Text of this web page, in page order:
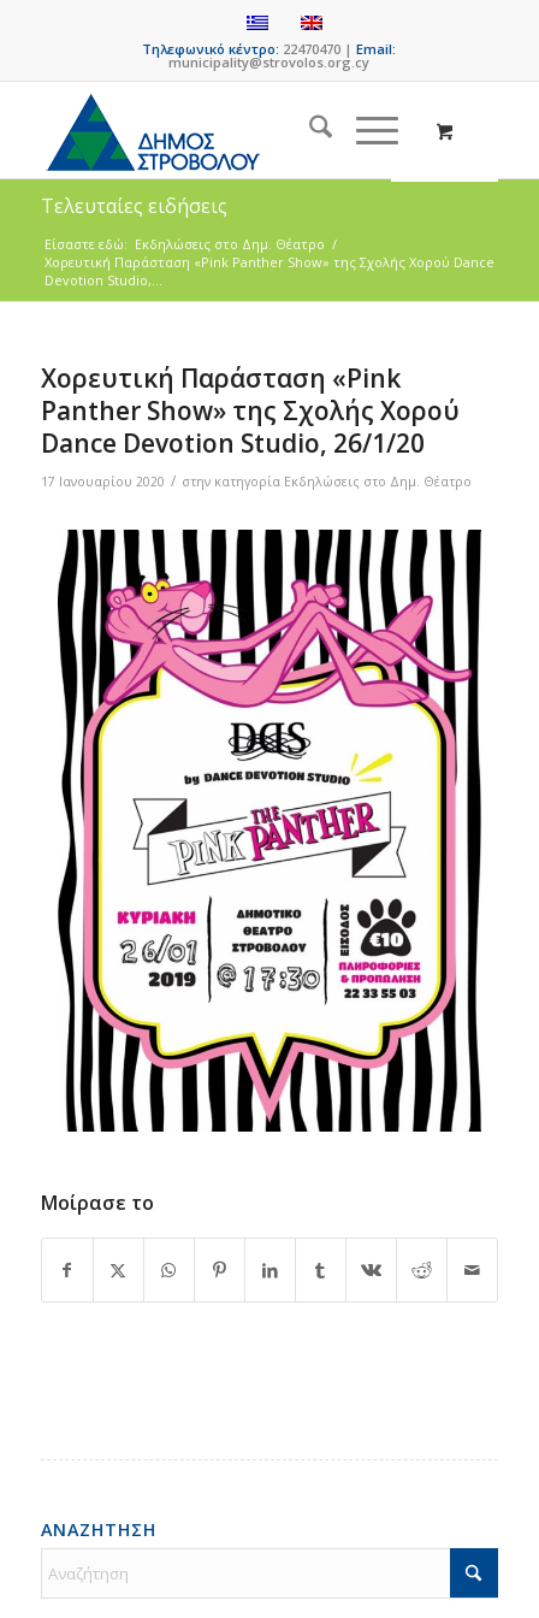
Τηλεφωνικό κέντρο: 22470470 |Email:
municipality@strovolos.org.cy
Τελευταίες ειδήσεις
Είσαστε εδώ: Eκδηλώσεις στο Δημ. Θέατρο /
Χορευτική Παράσταση «Pink Panther Show» της Σχολής Χορού Dance
Devotion Studio,...
Χορευτική Παράσταση «Pink
Panther Show» της Σχολής Χορού
Dance Devotion Studio, 26/1/20
17 Ιανουαρίου 2020 / στην κατηγορία Eκδηλώσεις στο Δημ. Θέατρο
Μοίρασε το
ΑΝΑΖΗΤΗΣΗ